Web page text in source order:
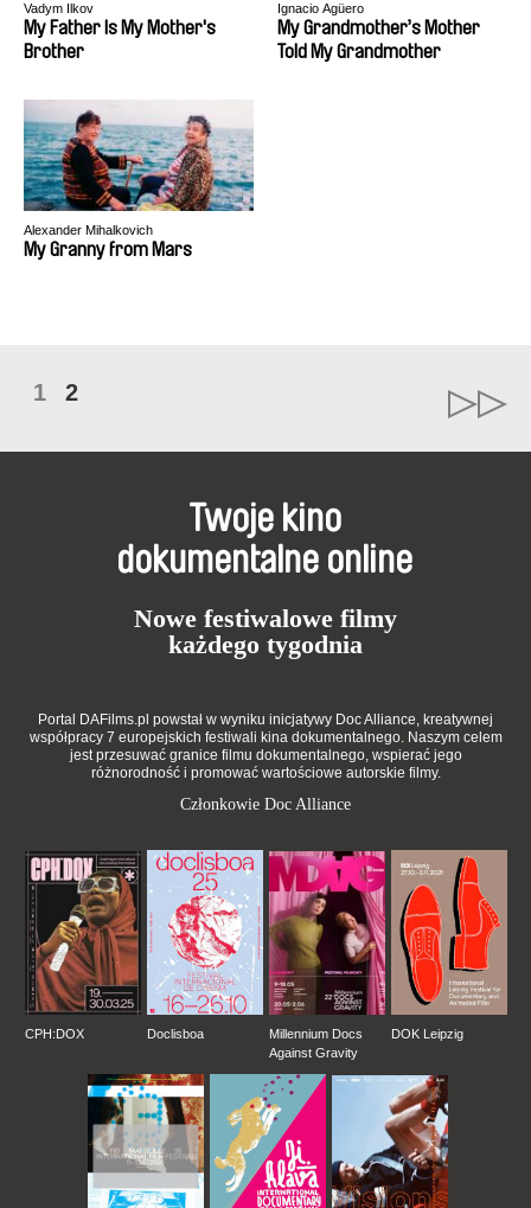
Vadym Ilkov
My Father Is My Mother's
Brother
Ignacio Agüero
My Grandmother’s Mother
Told My Grandmother
Alexander Mihalkovich
My Granny from Mars
1 2
Twoje kino
dokumentalne online
Nowe festiwalowe filmy
każdego tygodnia
Portal DAFilms.pl powstał w wyniku inicjatywy Doc Alliance, kreatywnej
współpracy 7 europejskich festiwali kina dokumentalnego. Naszym celem
jest przesuwać granice filmu dokumentalnego, wspierać jego
różnorodność i promować wartościowe autorskie filmy.
Członkowie Doc Alliance
CPH:DOX Doclisboa
Millennium Docs
Against Gravity
DOK Leipzig